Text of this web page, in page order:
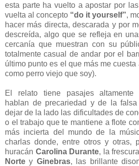
esta parte ha vuelto a apostar por
vuelta al concepto “do it yourself”,
hacer más directa, descarada y por
descreída, algo que se refleja en
cercanía que muestran con su
totalmente casual de andar por el
último punto es el que más me
como perro viejo que soy).
El relato tiene pasajes altamente
hablan de precariedad y de la
dejar de la lado las dificultades de
o el trabajo que te mantiene a flote
más incierta del mundo de la
charlas donde, entre otros y otras,
huracán Carolina Durante, la
Norte y Ginebras, las brillante